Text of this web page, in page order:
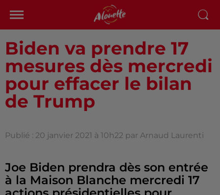
Biden va prendre 17
mesures dès mercredi
pour effacer le bilan
de Trump
Publié : 20 janvier 2021 à 10h22 par Arnaud Laurenti
Joe Biden prendra dès son entrée
à la Maison Blanche mercredi 17